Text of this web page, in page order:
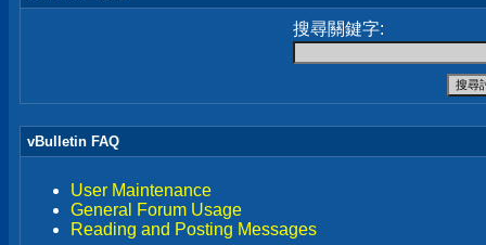
搜尋關鍵字:
vBulletin FAQ
User Maintenance
General Forum Usage
Reading and Posting Messages